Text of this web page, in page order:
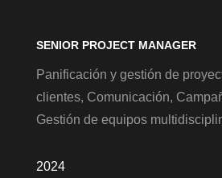
SENIOR PROJECT MANAGER
Panificación y gestión de
clientes, Comunicación,
Gestión de equipos
2024